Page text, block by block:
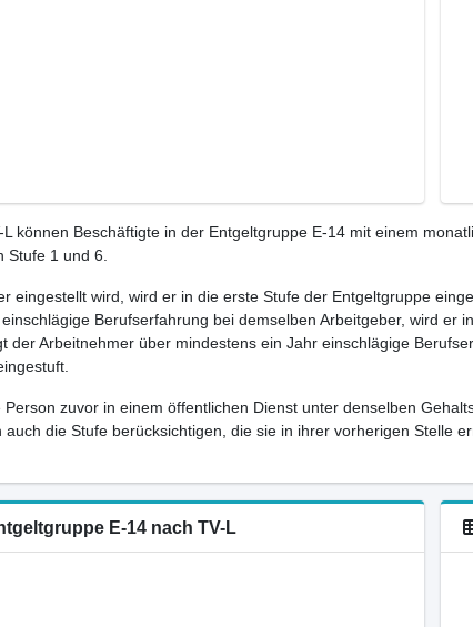
können Beschäftigte in der Entgeltgruppe E-14 mit einem
Stufe 1 und 6.
eingestellt wird, wird er in die erste Stufe der Entgeltgruppe
Berufserfahrung bei demselben Arbeitgeber, wird
der Arbeitnehmer über mindestens ein Jahr einschlägige
zuvor in einem öffentlichen Dienst unter denselben
auch die Stufe berücksichtigen, die sie in ihrer vorherigen Stelle
E-14 nach TV-L